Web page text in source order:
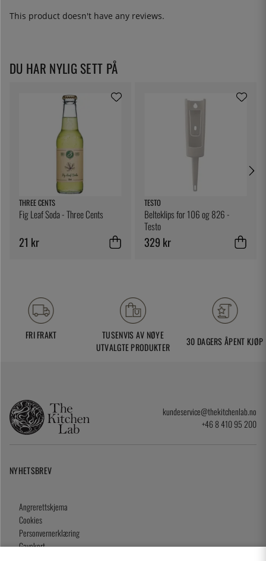
This product doesn't have any reviews.
DU HAR NYLIG SETT PÅ
THREE CENTS
Fig Leaf Soda - Three Cents
21 kr
TESTO
Belteklips for 106 og 826 -
Testo
329 kr
FRI FRAKT
TUSENVIS AV NØYE
UTVALGTE PRODUKTER
30 DAGERS ÅPENT KJØP
kundeservice@thekitchenlab.no
+46 8 410 95 200
NYHETSBREV
Angrerettskjema
Cookies
Personvernerklæring
Gavekort